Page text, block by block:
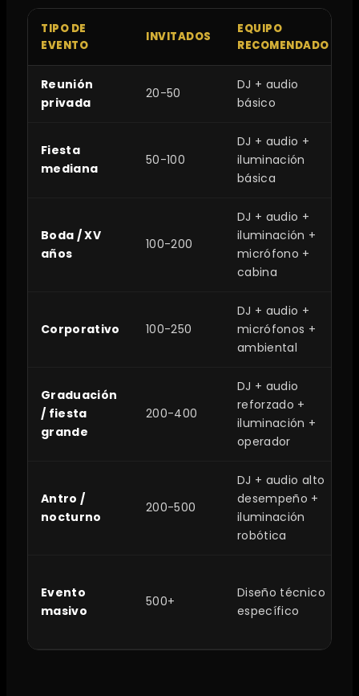
TIPO DE
EVENTO
INVITADOS
EQUIPO
RECOMENDADO
Reunión
privada
20-50
DJ + audio
básico
Fiesta
mediana
50-100
DJ + audio +
iluminación
básica
Boda / XV
años
100-200
DJ + audio +
iluminación +
micrófono +
cabina
Corporativo 100-250
DJ + audio +
micrófonos +
ambiental
Graduación
/ fiesta
grande
200-400
DJ + audio
reforzado +
iluminación +
operador
Antro /
nocturno
200-500
DJ + audio alto
desempeño +
iluminación
robótica
Evento
masivo
500+
Diseño técnico
específico